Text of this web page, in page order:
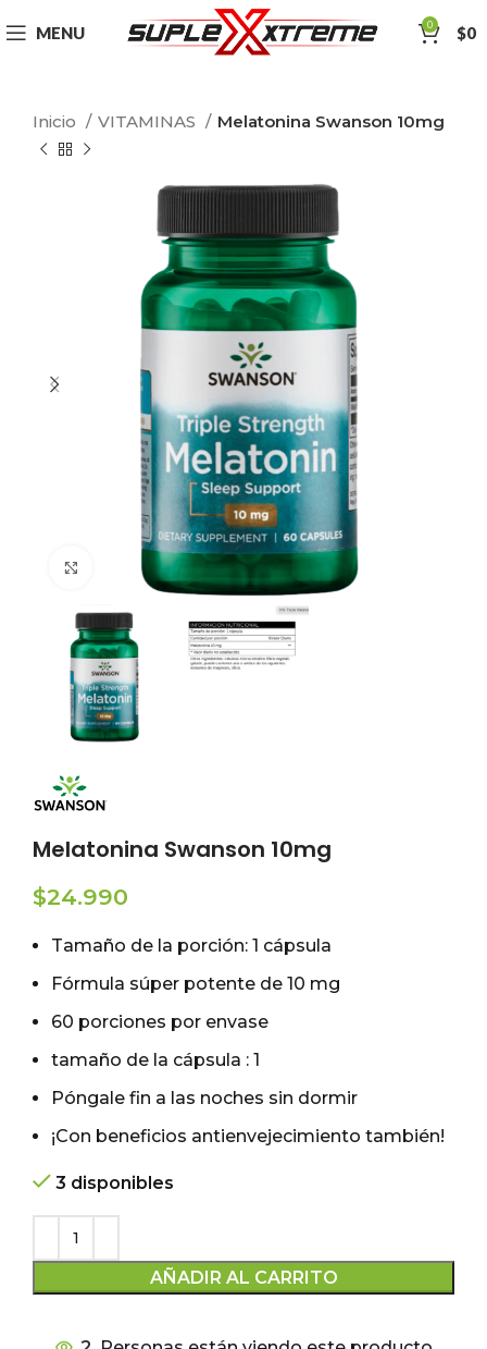
MENU 0 $0
Inicio VITAMINAS Melatonina Swanson 10mg
Click to enlarge
Melatonina Swanson 10mg
$24.990
Tamaño de la porción: 1 cápsula
Fórmula súper potente de 10 mg
60 porciones por envase
tamaño de la cápsula : 1
Póngale fin a las noches sin dormir
¡Con beneficios antienvejecimiento también!
3 disponibles
AÑADIR AL CARRITO